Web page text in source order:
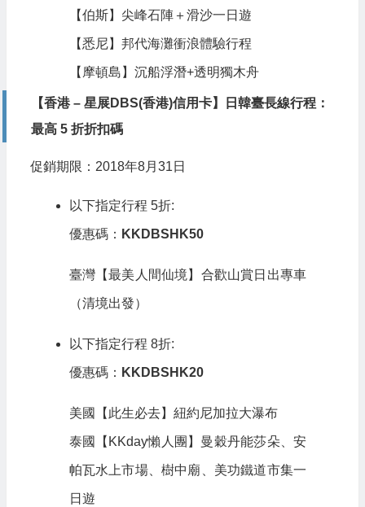
【伯斯】尖峰石陣＋滑沙一日遊
【悉尼】邦代海灘衝浪體驗行程
【摩頓島】沉船浮潛+透明獨木舟
【香港 – 星展DBS(香港)信用卡】日韓臺長線行程：
最高 5 折折扣碼
促銷期限：2018年8月31日
以下指定行程 5折:
優惠碼： KKDBSHK50
臺灣【最美人間仙境】合歡山賞日出專車
（清境出發）
以下指定行程 8折:
優惠碼： KKDBSHK20
美國【此生必去】紐約尼加拉大瀑布
泰國【KKday懶人團】曼穀丹能莎朵、安
帕瓦水上市場、樹中廟、美功鐵道市集一
日遊